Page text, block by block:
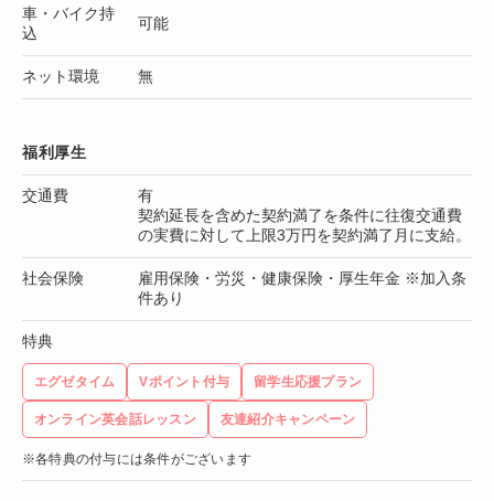
車・バイク持
込
可能
ネット環境 無
福利厚生
交通費
有
契約延長を含めた契約満了を条件に往復交通費
の実費に対して上限3万円を契約満了月に支給。
社会保険
雇用保険・労災・健康保険・厚生年金 ※加入条
件あり
特典
エグゼタイム Vポイント付与 留学生応援プラン
オンライン英会話レッスン 友達紹介キャンペーン
※各特典の付与には条件がございます